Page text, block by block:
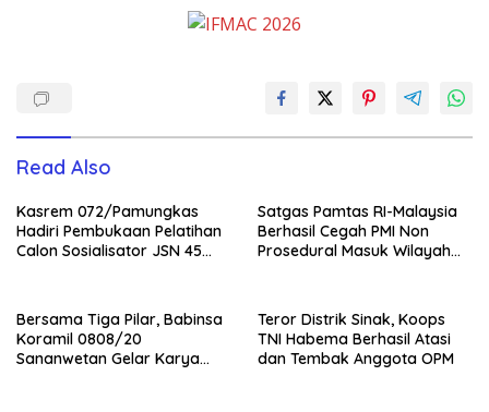
Read Also
Kasrem 072/Pamungkas
Hadiri Pembukaan Pelatihan
Calon Sosialisator JSN 45
Satgas Pamtas RI-Malaysia
Berhasil Cegah PMI Non
Prosedural Masuk Wilayah
Bersama Tiga Pilar, Babinsa
Koramil 0808/20
Sananwetan Gelar Karya
Teror Distrik Sinak, Koops
TNI Habema Berhasil Atasi
dan Tembak Anggota OPM